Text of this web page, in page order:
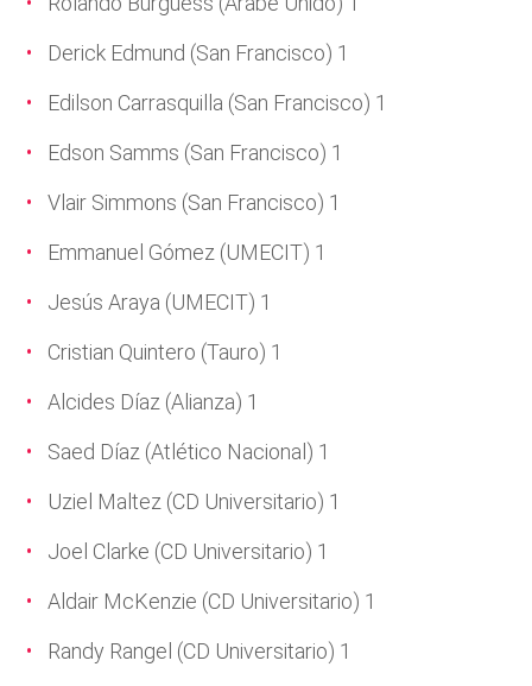
Derick Edmund (San Francisco) 1
Edilson Carrasquilla (San Francisco) 1
Edson Samms (San Francisco) 1
Vlair Simmons (San Francisco) 1
Emmanuel Gómez (UMECIT) 1
Jesús Araya (UMECIT) 1
Cristian Quintero (Tauro) 1
Alcides Díaz (Alianza) 1
Saed Díaz (Atlético Nacional) 1
Uziel Maltez (CD Universitario) 1
Joel Clarke (CD Universitario) 1
Aldair McKenzie (CD Universitario) 1
Randy Rangel (CD Universitario) 1